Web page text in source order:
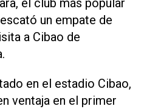
el club más popular
un empate de
a Cibao de
en el estadio Cibao,
ventaja en el primer